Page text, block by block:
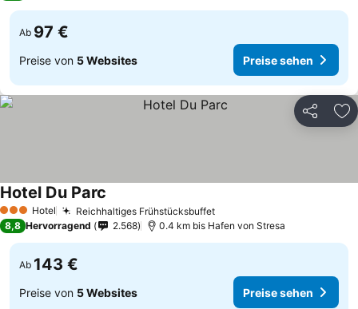
Ab 97 €
Preise von 5 Websites Preise sehen
Teilen
3 SterneHotel Reichhaltiges Frühstücksbuffet
Hotel Du Parc
8,8 Hervorragend 2.568 0.4 km bis Hafen von Stresa
Ab 143 €
Preise von 5 Websites Preise sehen